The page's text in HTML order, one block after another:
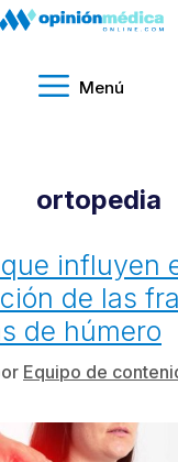
Menú
ortopedia
influyen
de las
de húmero
Equipo de